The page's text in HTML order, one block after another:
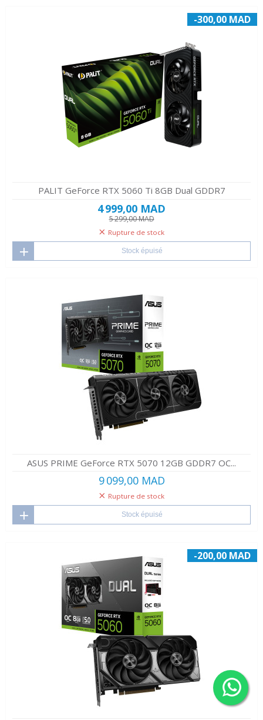
-300,00 MAD
PALIT GeForce RTX 5060 Ti 8GB Dual GDDR7
4 999,00 MAD
5 299,00 MAD
Rupture de stock
Stock épuisé
ASUS PRIME GeForce RTX 5070 12GB GDDR7 OC...
9 099,00 MAD
Rupture de stock
Stock épuisé
-200,00 MAD